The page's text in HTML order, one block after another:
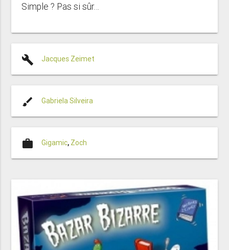
Simple ? Pas si sûr…
build Jacques Zeimet
brush Gabriela Silveira
work Gigamic, Zoch